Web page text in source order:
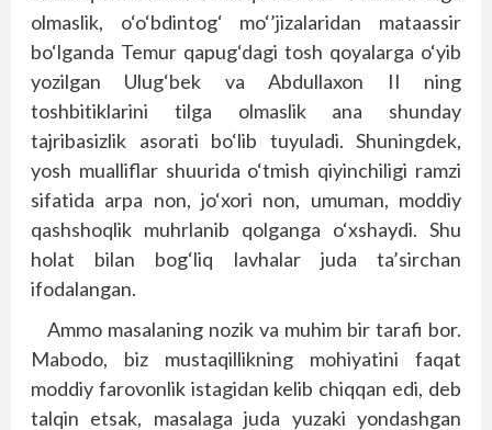
olmaslik, o‘o‘bdintog‘ mo‘’jizalaridan mataassir
bo‘lganda Temur qapug‘dagi tosh qoyalarga o‘yib
yozilgan Ulug‘bek va Abdullaxon II ning
toshbitiklarini tilga olmaslik ana shunday
tajribasizlik asorati bo‘lib tuyuladi. Shuningdek,
yosh mualliflar shuurida o‘tmish qiyinchiligi ramzi
sifatida arpa non, jo‘xori non, umuman, moddiy
qashshoqlik muhrlanib qolganga o‘xshaydi. Shu
holat bilan bog‘liq lavhalar juda ta’sirchan
ifodalangan.
Ammo masalaning nozik va muhim bir tarafi bor.
Mabodo, biz mustaqillikning mohiyatini faqat
moddiy farovonlik istagidan kelib chiqqan edi, deb
talqin etsak, masalaga juda yuzaki yondashgan